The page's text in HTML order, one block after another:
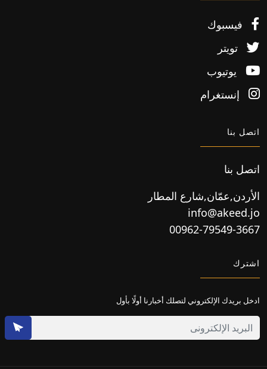
فيسبوك
تويتر
يوتيوب
إنستغرام
اتصل بنا
اتصل بنا
الأردن,عمّان,شارع المطار
info@akeed.jo
00962-79549-3667
اشترك
ادخل بريدك الإلكتروني لتصلك أخبارنا أولًا بأول